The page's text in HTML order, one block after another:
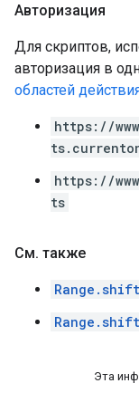
Авторизация
Для скриптов,
авторизация в
областей
https://
https://
ts
См. также
Эта